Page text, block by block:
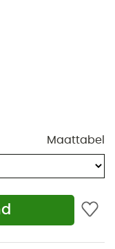
Maattabel